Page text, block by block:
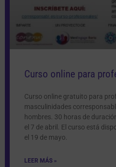
Curso online para
Curso online gratuito para
masculinidades
hombres. 30 horas de
el 7 de abril. El curso está
el 19 de mayo.
LEER MÁS »